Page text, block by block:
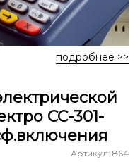
подробнее >>
СС-301-
Артикул: 864